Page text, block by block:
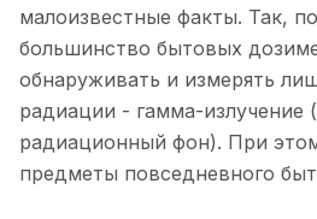
малоизвестные факты. Так,
большинство бытовых
обнаруживать и измерять
радиации - гамма-
радиационный фон). При
предметы повседневного